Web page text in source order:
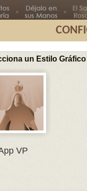
un Estilo Gráfico
VP
Misterio